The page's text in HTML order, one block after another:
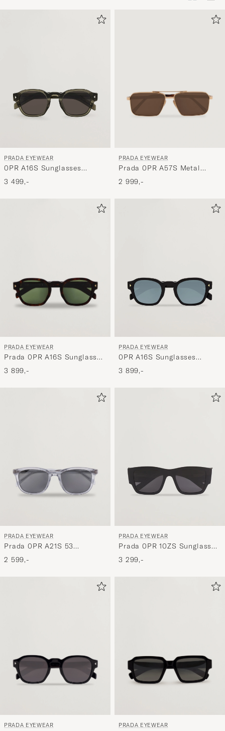
er
PRADA EYEWEAR
0PR A16S Sunglasses
Transparent Terra
3 499,-
PRADA EYEWEAR
Prada 0PR A57S Metal
Sunglasses Gold
2 999,-
PRADA EYEWEAR
Prada 0PR A16S Sunglasses
Radica Tortoise
3 899,-
PRADA EYEWEAR
0PR A16S Sunglasses
Black/green
3 899,-
PRADA EYEWEAR
Prada 0PR A21S 53
Transparent Azure
2 599,-
PRADA EYEWEAR
Prada 0PR 10ZS Sunglasses
Black
3 299,-
PRADA EYEWEAR PRADA EYEWEAR